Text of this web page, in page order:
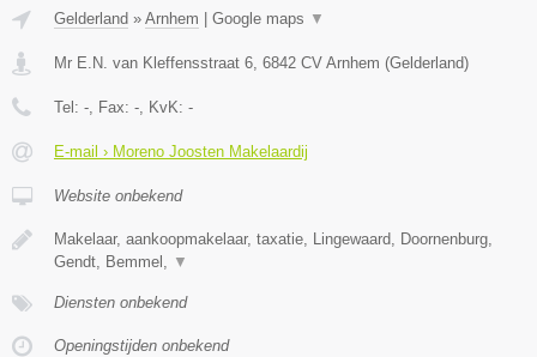
Gelderland » Arnhem Google maps ▼
Mr E.N. van Kleffensstraat 6, 6842 CV Arnhem (Gelderland)
Tel: -, Fax: -, KvK: -
E-mail › Moreno Joosten Makelaardij
Website onbekend
Makelaar, aankoopmakelaar, taxatie, Lingewaard, Doornenburg,
Gendt, Bemmel, ▼
Diensten onbekend
Openingstijden onbekend